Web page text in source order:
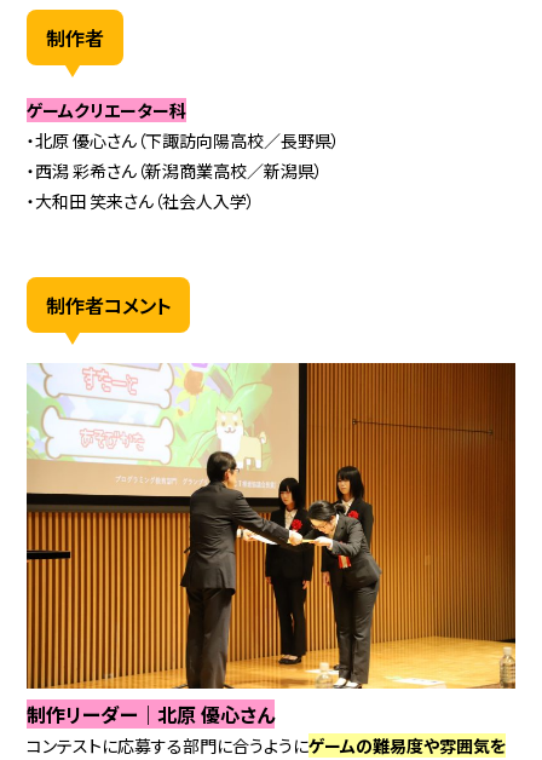
制作者
ゲームクリエーター科
・北原 優心さん（下諏訪向陽高校／長野県）
・西潟 彩希さん（新潟商業高校／新潟県）
・大和田 笑来さん（社会人入学）
制作者コメント
制作リーダー｜北原 優心さん
コンテストに応募する部門に合うようにゲームの難易度や雰囲気を